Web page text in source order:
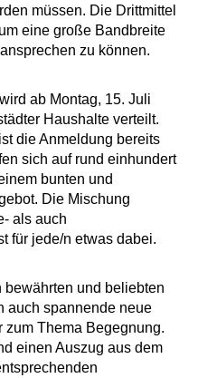
müssen. Die Drittmittel
eine große Bandbreite
zu können.
ab Montag, 15. Juli
Haushalte verteilt.
die Anmeldung bereits
sich auf rund einhundert
bunten und
Die Mischung
als auch
für jede/n etwas dabei.
und beliebten
auch spannende neue
zum Thema Begegnung.
einen Auszug aus dem